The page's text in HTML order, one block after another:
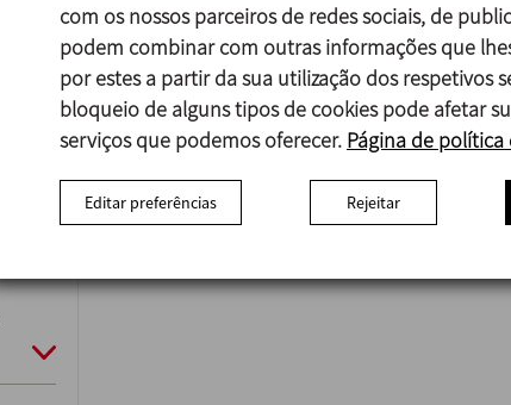
com os nossos parceiros de redes sociais, de
podem combinar com outras informações que
por estes a partir da sua utilização dos respetivos
bloqueio de alguns tipos de cookies pode afetar
serviços que podemos oferecer. Página de política
Editar preferências Rejeitar